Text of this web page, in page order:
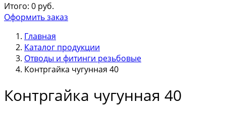
Итого: 0 руб.
Оформить заказ
Главная
Каталог продукции
Отводы и фитинги резьбовые
Контргайка чугунная 40
Контргайка чугунная 40